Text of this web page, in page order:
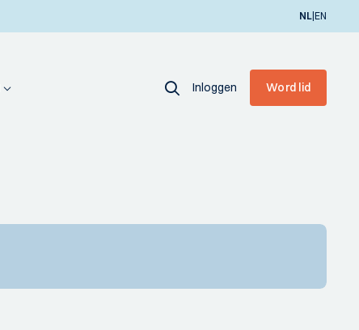
NL|EN
Inloggen Word lid